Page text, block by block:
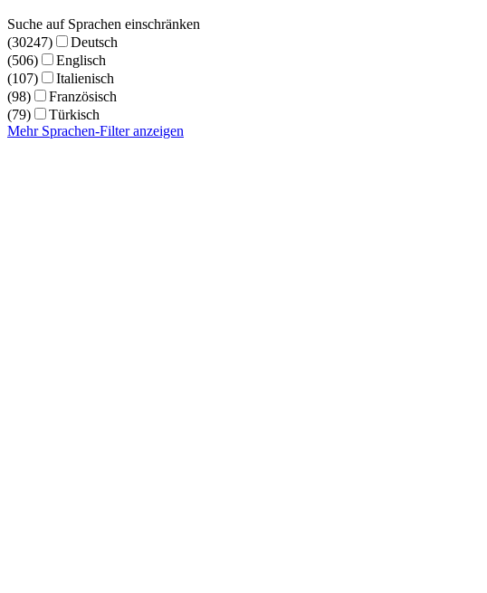
Suche auf Sprachen einschränken
(30247)
Deutsch
(506)
Englisch
(107)
Italienisch
(98)
Französisch
(79)
Türkisch
Mehr Sprachen-Filter anzeigen